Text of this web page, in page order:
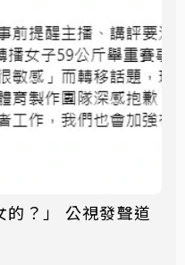
？」 公視發聲道